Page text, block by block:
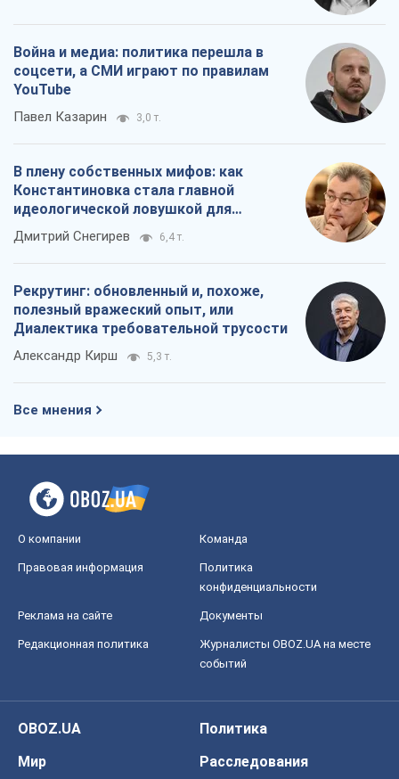
Война и медиа: политика перешла в
соцсети, а СМИ играют по правилам
YouTube
Павел Казарин 3,0 т.
В плену собственных мифов: как
Константиновка стала главной
идеологической ловушкой для
российских оккупантов
Дмитрий Снегирев 6,4 т.
Рекрутинг: обновленный и, похоже,
полезный вражеский опыт, или
Диалектика требовательной трусости
Александр Кирш 5,3 т.
Все мнения
О компании Команда
Правовая информация
Политика
конфиденциальности
Реклама на сайте Документы
Редакционная политика
Журналисты OBOZ.UA на месте
событий
OBOZ.UA
Политика
Мир
Расследования